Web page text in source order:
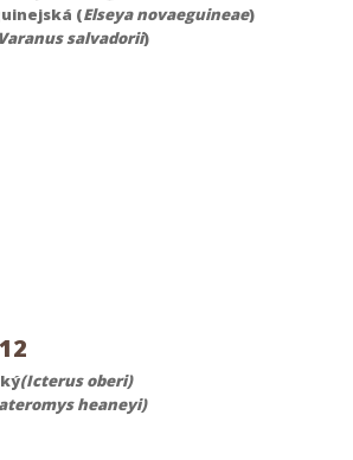
(Elseya novaeguineae)
Varanus salvadorii)
(Icterus oberi)
heaneyi)